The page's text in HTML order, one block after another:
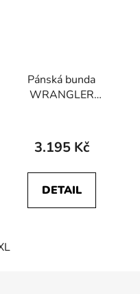
Pánská bunda
WRANGLER
TRANSITIONAL
JACKET Black
3.195 Kč
DETAIL